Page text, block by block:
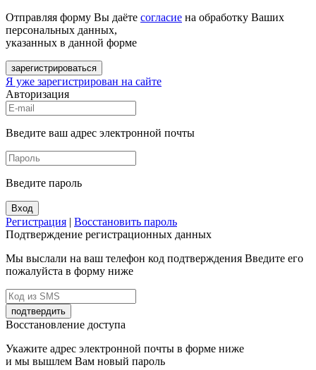
Отправляя форму Вы даёте согласие на обработку Ваших
персональных данных,
указанных в данной форме
зарегистрироваться
Я уже зарегистрирован на сайте
Авторизация
Введите ваш адрес электронной почты
Введите пароль
Вход
Регистрация | Восстановить пароль
Подтверждение регистрационных данных
Мы выслали на ваш телефон код подтверждения Введите его
пожалуйста в форму ниже
подтвердить
Восстановление доступа
Укажите адрес электронной почты в форме ниже
и мы вышлем Вам новый пароль